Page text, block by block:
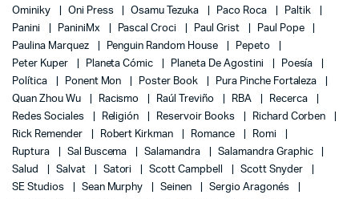
Ominiky
Oni Press Osamu Tezuka Paco Roca
Paltik
Panini
PaniniMx Pascal Croci Paul Grist
Paul Pope
Paulina Marquez
Penguin Random House
Pepeto
Peter Kuper
Planeta Cómic Planeta De Agostini
Poesía
Política
Ponent Mon Poster Book
Pura Pinche Fortaleza
Quan Zhou Wu
Racismo Raúl Treviño RBA
Recerca
Redes Sociales
Religión Reservoir Books
Richard Corben
Rick Remender
Robert Kirkman Romance
Romi
Ruptura
Sal Buscema Salamandra
Salamandra Graphic
Salud
Salvat Satori Scott Campbell
Scott Snyder
SE Studios
Sean Murphy Seinen
Sergio Aragonés